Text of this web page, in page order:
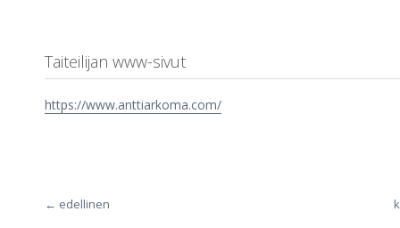
Taiteilijan www-sivut
https://www.anttiarkoma.com/
← edellinen